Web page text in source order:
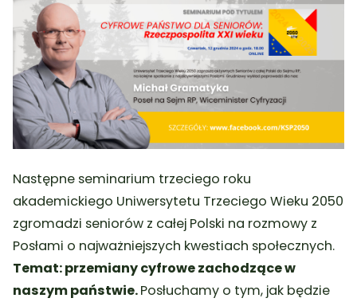
Następne seminarium trzeciego roku
akademickiego Uniwersytetu Trzeciego Wieku 2050
zgromadzi seniorów z całej Polski na rozmowy z
Posłami o najważniejszych kwestiach społecznych.
Temat: przemiany cyfrowe zachodzące w
naszym państwie.Posłuchamy o tym, jak będzie